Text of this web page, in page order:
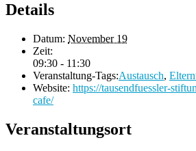
Details
Datum: November 19
Zeit:
09:30 - 11:30
Veranstaltung-Tags:Austausch,
Website: https://tausendfuessler-
cafe/
Veranstaltungsort